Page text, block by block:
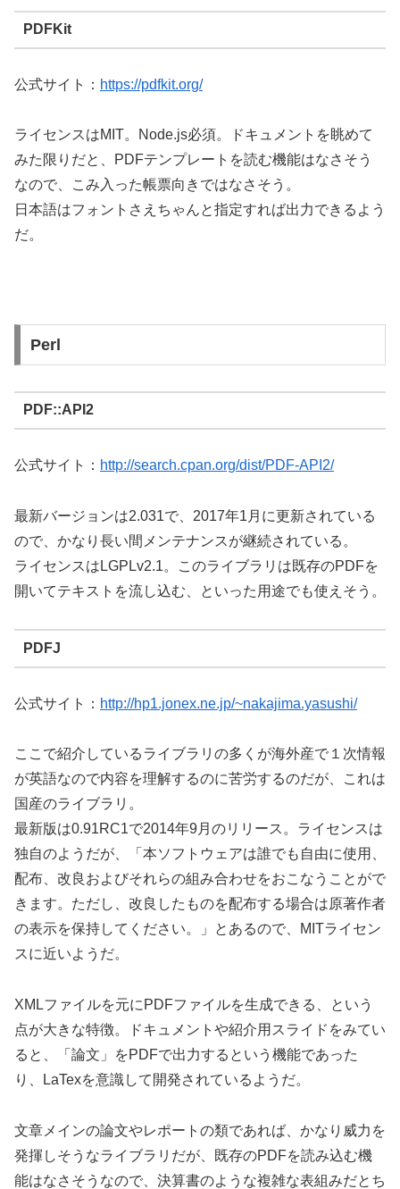
PDFKit
公式サイト： https://pdfkit.org/
ライセンスはMIT。Node.js必須。ドキュメントを眺めて
みた限りだと、PDFテンプレートを読む機能はなさそう
なので、こみ入った帳票向きではなさそう。
日本語はフォントさえちゃんと指定すれば出力できるよう
だ。
Perl
PDF::API2
公式サイト： http://search.cpan.org/dist/PDF-API2/
最新バージョンは2.031で、2017年1月に更新されている
ので、かなり長い間メンテナンスが継続されている。
ライセンスはLGPLv2.1。このライブラリは既存のPDFを
開いてテキストを流し込む、といった用途でも使えそう。
PDFJ
公式サイト： http://hp1.jonex.ne.jp/~nakajima.yasushi/
ここで紹介しているライブラリの多くが海外産で１次情報
が英語なので内容を理解するのに苦労するのだが、これは
国産のライブラリ。
最新版は0.91RC1で2014年9月のリリース。ライセンスは
独自のようだが、「本ソフトウェアは誰でも自由に使用、
配布、改良およびそれらの組み合わせをおこなうことがで
きます。ただし、改良したものを配布する場合は原著作者
の表示を保持してください。」とあるので、MITライセン
スに近いようだ。
XMLファイルを元にPDFファイルを生成できる、という
点が大きな特徴。ドキュメントや紹介用スライドをみてい
ると、「論文」をPDFで出力するという機能であった
り、LaTexを意識して開発されているようだ。
文章メインの論文やレポートの類であれば、かなり威力を
発揮しそうなライブラリだが、既存のPDFを読み込む機
能はなさそうなので、決算書のような複雑な表組みだとち